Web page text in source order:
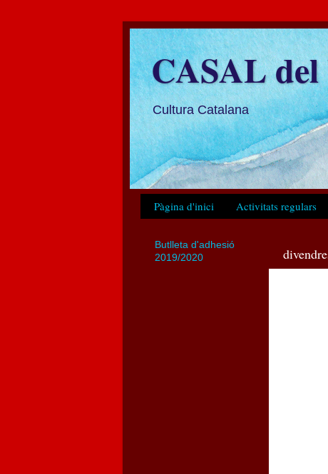
CASAL del
Cultura Catalana
Pàgina d'inici Activitats regulars
Butlleta d'adhesió
2019/2020